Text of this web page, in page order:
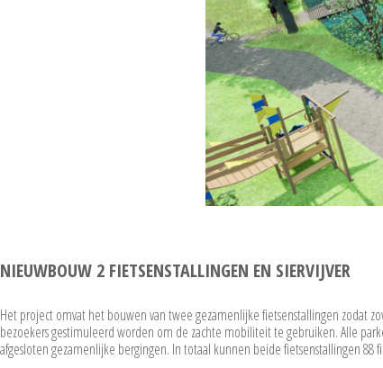
NIEUWBOUW 2 FIETSENSTALLINGEN EN SIERVIJVER
Het project omvat het bouwen van twee gezamenlijke fietsenstallingen zodat
bezoekers gestimuleerd worden om de zachte mobiliteit te gebruiken. Alle
afgesloten gezamenlijke bergingen. In totaal kunnen beide fietsenstallingen 88